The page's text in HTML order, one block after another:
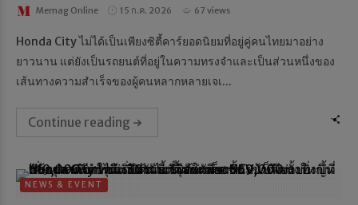
Memag Online 15 ก.ค. 2026 67 views
Honda City ไม่ได้เป็นเพียงซิตี้คาร์ยอดนิยมที่อยู่คู่คนไทยมาอย่าง
ยาวนาน แต่ยังเป็นรถยนต์ที่อยู่ในความทรงจำและเป็นส่วนหนึ่งของ
เส้นทางความสำเร็จของผู้คนหลากหลายเจเ...
Continue reading
NEWS & EVENT